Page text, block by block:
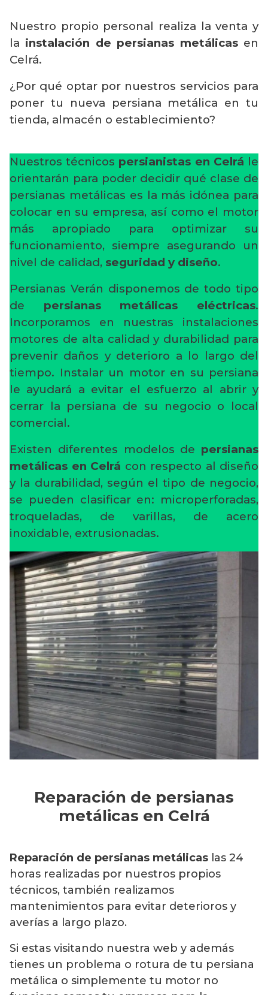
Nuestro propio personal realiza la venta y
la instalación de persianas metálicasen
Celrá.
¿Por qué optar por nuestros servicios para
poner tu nueva persiana metálica en tu
tienda, almacén o establecimiento?
Nuestros técnicos persianistas en Celrá le
orientarán para poder decidir qué clase de
persianas metálicas es la más idónea para
colocar en su empresa, así como el motor
más apropiado para optimizar su
funcionamiento, siempre asegurando un
nivel de calidad, seguridad y diseño.
Persianas Verán disponemos de todo tipo
de persianas metálicas eléctricas.
Incorporamos en nuestras instalaciones
motores de alta calidad y durabilidad para
prevenir daños y deterioro a lo largo del
tiempo. Instalar un motor en su persiana
le ayudará a evitar el esfuerzo al abrir y
cerrar la persiana de su negocio o local
comercial.
Existen diferentes modelos de persianas
metálicas en Celrá con respecto al diseño
y la durabilidad, según el tipo de negocio,
se pueden clasificar en: microperforadas,
troqueladas, de varillas, de acero
inoxidable, extrusionadas.
Reparación de persianas
metálicas en Celrá
Reparación de persianas metálicas las 24
horas realizadas por nuestros propios
técnicos, también realizamos
mantenimientos para evitar deterioros y
averías a largo plazo.
Si estas visitando nuestra web y además
tienes un problema o rotura de tu persiana
metálica o simplemente tu motor no